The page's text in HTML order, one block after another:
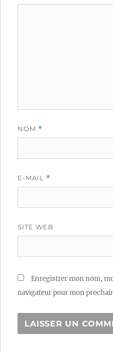
NOM *
E-MAIL *
SITE WEB
Enregistrer mon nom,
navigateur pour mon